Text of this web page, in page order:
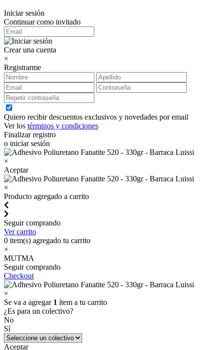
Iniciar sesión
Continuar como invitado
Crear una cuenta
×
Registrarme
Quiero recibir descuentos exclusivos y novedades por email
Ver los términos y condiciones
Finalizar registro
o iniciar sesión
×
Aceptar
×
Producto agregado a carrito
Seguir comprando
Ver carrito
0 item(s) agregado tu carrito
×
MUTMA
Seguir comprando
Checkout
×
Se va a agregar 1 ítem a tu carrito
¿Es para un colectivo?
No
Sí
Aceptar